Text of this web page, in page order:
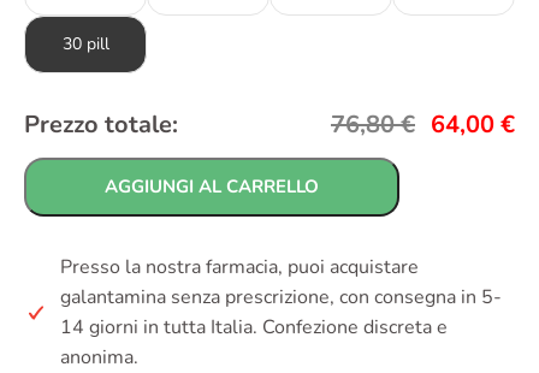
30 pill
Prezzo totale: 76,80€ 64,00€
AGGIUNGI AL CARRELLO
Presso la nostra farmacia, puoi acquistare
galantamina senza prescrizione, con consegna in 5-
14 giorni in tutta Italia. Confezione discreta e
anonima.